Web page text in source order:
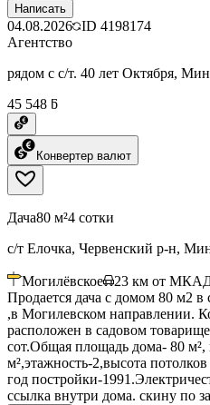
Написать
04.08.2026 ID 4198174
Агентство
рядом с с/т. 40 лет Октября,
45 548 ƃ
Конвертер валют
Дача80 м²4 сотки
с/т Елочка, Червенский р-н,
Могилёвское 23 км от
Продается дача с домом 80 м2
,в Могилевском направлении.
расположен в садовом
сот.Общая площадь дома- 80
м²,этажность-2,высота
год постройки-
ссылка внутри дома. скину по